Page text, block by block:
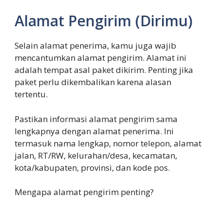
Alamat Pengirim (Dirimu)
Selain alamat penerima, kamu juga wajib
mencantumkan alamat pengirim. Alamat ini
adalah tempat asal paket dikirim. Penting jika
paket perlu dikembalikan karena alasan
tertentu.
Pastikan informasi alamat pengirim sama
lengkapnya dengan alamat penerima. Ini
termasuk nama lengkap, nomor telepon, alamat
jalan, RT/RW, kelurahan/desa, kecamatan,
kota/kabupaten, provinsi, dan kode pos.
Mengapa alamat pengirim penting?